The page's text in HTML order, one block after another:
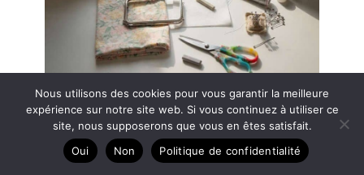
DIY : créez Votre Porte-Monnaie Fleuri
Nous utilisons des cookies pour vous garantir la meilleure
expérience sur notre site web. Si vous continuez à utiliser ce
site, nous supposerons que vous en êtes satisfait.
Oui
Non Politique de confidentialité